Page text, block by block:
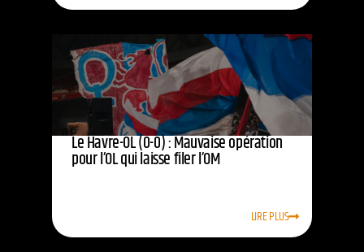
Le Havre-OL (0-0) : Mauvaise opération
pour l’OL qui laisse filer l’OM
LIRE PLUS